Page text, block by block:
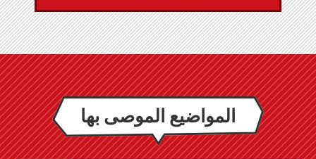
المواضيع الموصى بها